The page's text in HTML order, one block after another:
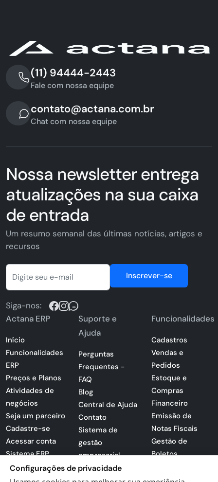
(11) 94444-2443
Fale com nossa equipe
contato@actana.com.br
Chat com nossa equipe
Nossa newsletter entrega
atualizações na sua caixa
de entrada
Um resumo semanal das últimas notícias, artigos e
recursos
Inscrever-se
Siga-nos:
Actana ERP
Início
Funcionalidades
ERP
Preços e Planos
Atividades de
negócios
Seja um parceiro
Cadastre-se
Acessar conta
Sistema ERP
Apresentação
PDF
Suporte e
Ajuda
Perguntas
Frequentes -
FAQ
Blog
Central de Ajuda
Contato
Sistema de
gestão
empresarial
Sistema para
Funcionalidades
Cadastros
Vendas e
Pedidos
Estoque e
Compras
Financeiro
Emissão de
Notas Fiscais
Gestão de
Boletos
Configurações de privacidade